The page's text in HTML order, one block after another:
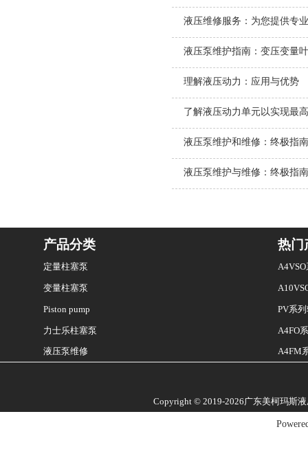
液压维修服务：为您提供专
液压泵维护指南：变压变量
理解液压动力：应用与优势
了解液压动力单元以实现最
液压泵维护和维修：终极指南
液压泵维护与维修：终极指南
产品分类 热门
定量柱塞泵
变量柱塞泵
Piston pump PV系
力士乐柱塞泵
A4FO
液压泵维修
A4FM
Copyright © 2019-2026广东美柯玛斯